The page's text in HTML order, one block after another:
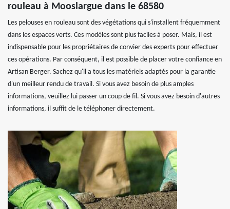
rouleau à Mooslargue dans le 68580
Les pelouses en rouleau sont des végétations qui s'installent fréquemment
dans les espaces verts. Ces modèles sont plus faciles à poser. Mais, il est
indispensable pour les propriétaires de convier des experts pour effectuer
ces opérations. Par conséquent, il est possible de placer votre confiance en
Artisan Berger. Sachez qu'il a tous les matériels adaptés pour la garantie
d'un meilleur rendu de travail. Si vous avez besoin de plus amples
informations, veuillez lui passer un coup de fil. Si vous avez besoin d'autres
informations, il suffit de le téléphoner directement.